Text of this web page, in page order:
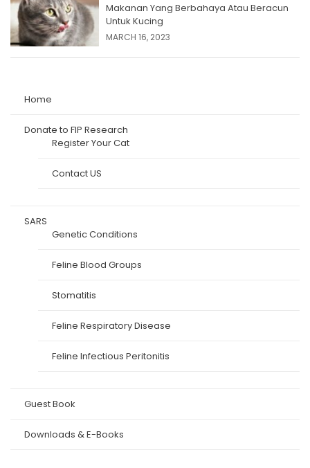
Makanan Yang Berbahaya Atau Beracun
Untuk Kucing
MARCH 16, 2023
Home
Donate to FIP Research
Register Your Cat
Contact US
SARS
Genetic Conditions
Feline Blood Groups
Stomatitis
Feline Respiratory Disease
Feline Infectious Peritonitis
Guest Book
Downloads & E-Books